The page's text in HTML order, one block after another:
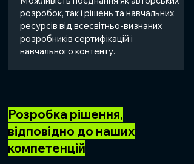
розробок, так і рішень та навчальних
ресурсів від всесвітньо-визнаних
розробників сертифікацій і
навчального контенту.
Розробка рішення,
відповідно до наших
компетенцій